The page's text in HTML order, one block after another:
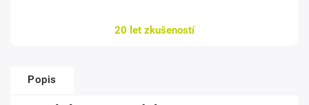
20 let zkušeností
Popis